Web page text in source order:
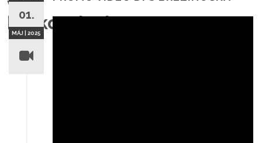
01.
MÁJ | 2025